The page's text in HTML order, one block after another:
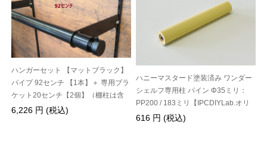
ハンガーセット 【マットブラック】
パイプ 92センチ 【1本】＋ 専用ブラ
ケット20センチ【2個】（棚柱は含
みません）
6,226 円 (税込)
ハニーマスタード塗装済み ワンダー
シェルフ専用柱 パイン Φ35ミリ：
PP200 / 183ミリ【IPCDIYLab.オリ
ジナル】
616 円 (税込)